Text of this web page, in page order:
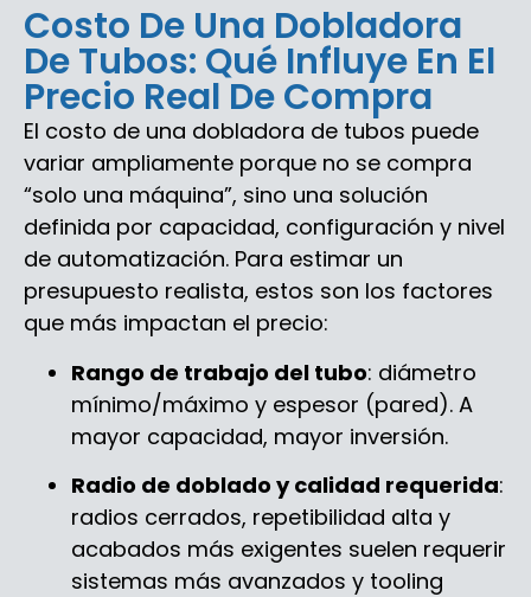
Costo De Una Dobladora
De Tubos: Qué Influye En El
Precio Real De Compra
El costo de una dobladora de tubos puede
variar ampliamente porque no se compra
“solo una máquina”, sino una solución
definida por capacidad, configuración y nivel
de automatización. Para estimar un
presupuesto realista, estos son los factores
que más impactan el precio:
Rango de trabajo del tubo: diámetro
mínimo/máximo y espesor (pared). A
mayor capacidad, mayor inversión.
Radio de doblado y calidad requerida:
radios cerrados, repetibilidad alta y
acabados más exigentes suelen requerir
sistemas más avanzados y tooling